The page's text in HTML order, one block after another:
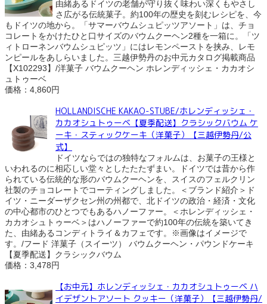
由緒あるドイツの老舗が守り抜く味わい深くもやさし
さ広がる伝統菓子。約100年の歴史を刻むレシピを、今
もドイツの地から。「サマーバウムシュピッツアソート」は、チョ
コレートをかけたひと口サイズのバウムクーヘン2種を一箱に。「ツ
ィトローネンバウムシュピッツ」にはレモンペーストを挟み、レモ
ンピールをあしらいました。三越伊勢丹のお中元カタログ掲載商品
【X102293】/洋菓子 バウムクーヘン ホレンディッシェ・カカオシ
ュトゥーベ
価格：4,860円
HOLLANDISCHE KAKAO-STUBE/ホレンディッシェ・
カカオシュトゥーベ【夏季配送】クラシックバウム ケ
ーキ・スティックケーキ（洋菓子）【三越伊勢丹/公
式】
ドイツならではの独特なフォルムは、お菓子の王様と
いわれるのに相応しい堂々としたたたずまい。ドイツでは昔から作
られている伝統的な形のバウムクーヘンを、スイスのフェルクリン
社製のチョコレートでコーティングしました。＜ブランド紹介＞ド
イツ・ニーダーザクセン州の州都で、北ドイツの政治・経済・文化
の中心都市のひとつでもあるハノーファー。＜ホレンディッシェ・
カカオシュトゥーベ＞はハノーファーで約100年の伝統を築いてき
た、由緒あるコンディトライ＆カフェです。※画像はイメージで
す。/フード 洋菓子（スイーツ） バウムクーヘン・パウンドケーキ
【夏季配送】クラシックバウム
価格：3,478円
【お中元】ホレンディッシェ・カカオシュトゥーベ ハ
イデザントアソート クッキー（洋菓子）【三越伊勢丹/